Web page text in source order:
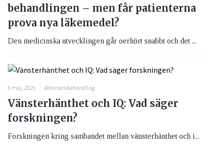
behandlingen – men får patienterna
prova nya läkemedel?
Den medicinska utvecklingen går oerhört snabbt och det ...
6 maj, 2025 Alternativbehandling
Vänsterhänthet och IQ: Vad säger
forskningen?
Forskningen kring sambandet mellan vänsterhänthet och i...